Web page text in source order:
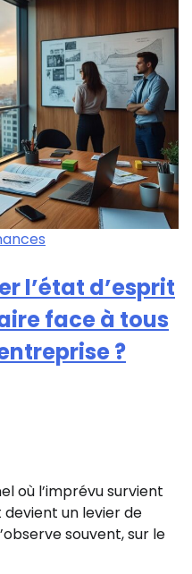
l’état d’esprit
face à tous
?
où l’imprévu survient
devient un levier de
souvent, sur le